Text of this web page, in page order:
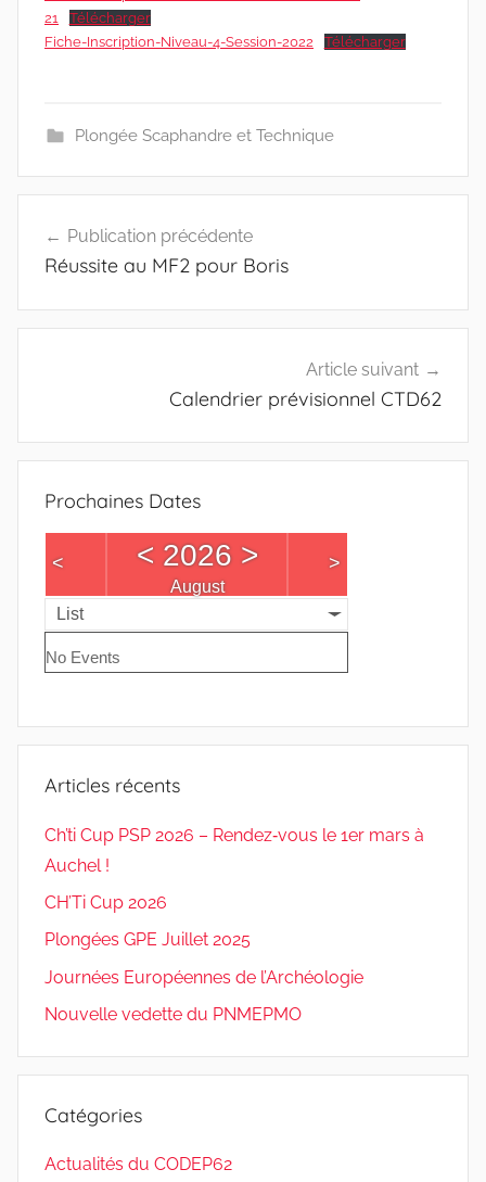
21
Télécharger
Fiche-Inscription-Niveau-4-Session-2022
Télécharger
Plongée Scaphandre et Technique
de
Publication précédente
Réussite au MF2 pour Boris
Article suivant
Calendrier prévisionnel CTD62
Prochaines Dates
< <2026 >
August
>
List
No Events
Articles récents
Ch’ti Cup PSP 2026 – Rendez‑vous le 1er mars à
Auchel !
CH’Ti Cup 2026
Plongées GPE Juillet 2025
Journées Européennes de l’Archéologie
Nouvelle vedette du PNMEPMO
Catégories
Actualités du CODEP62